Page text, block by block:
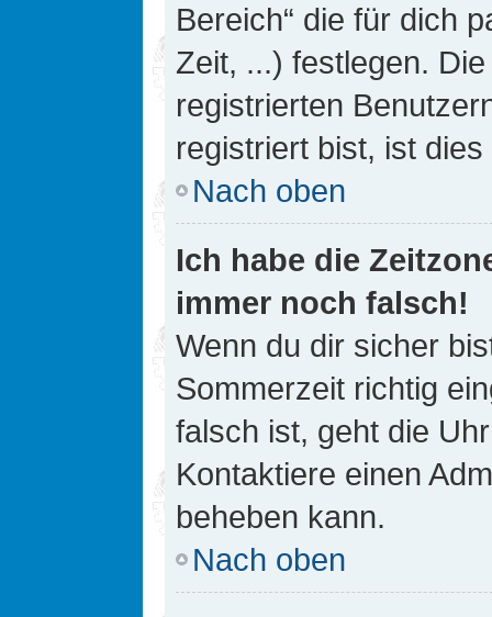
Bereich“ die für dich
Zeit, ...) festlegen.
registrierten
registriert bist, ist
Nach oben
Ich habe die
immer noch falsch!
Wenn du dir sicher
Sommerzeit richtig
falsch ist, geht die
Kontaktiere einen
beheben kann.
Nach oben